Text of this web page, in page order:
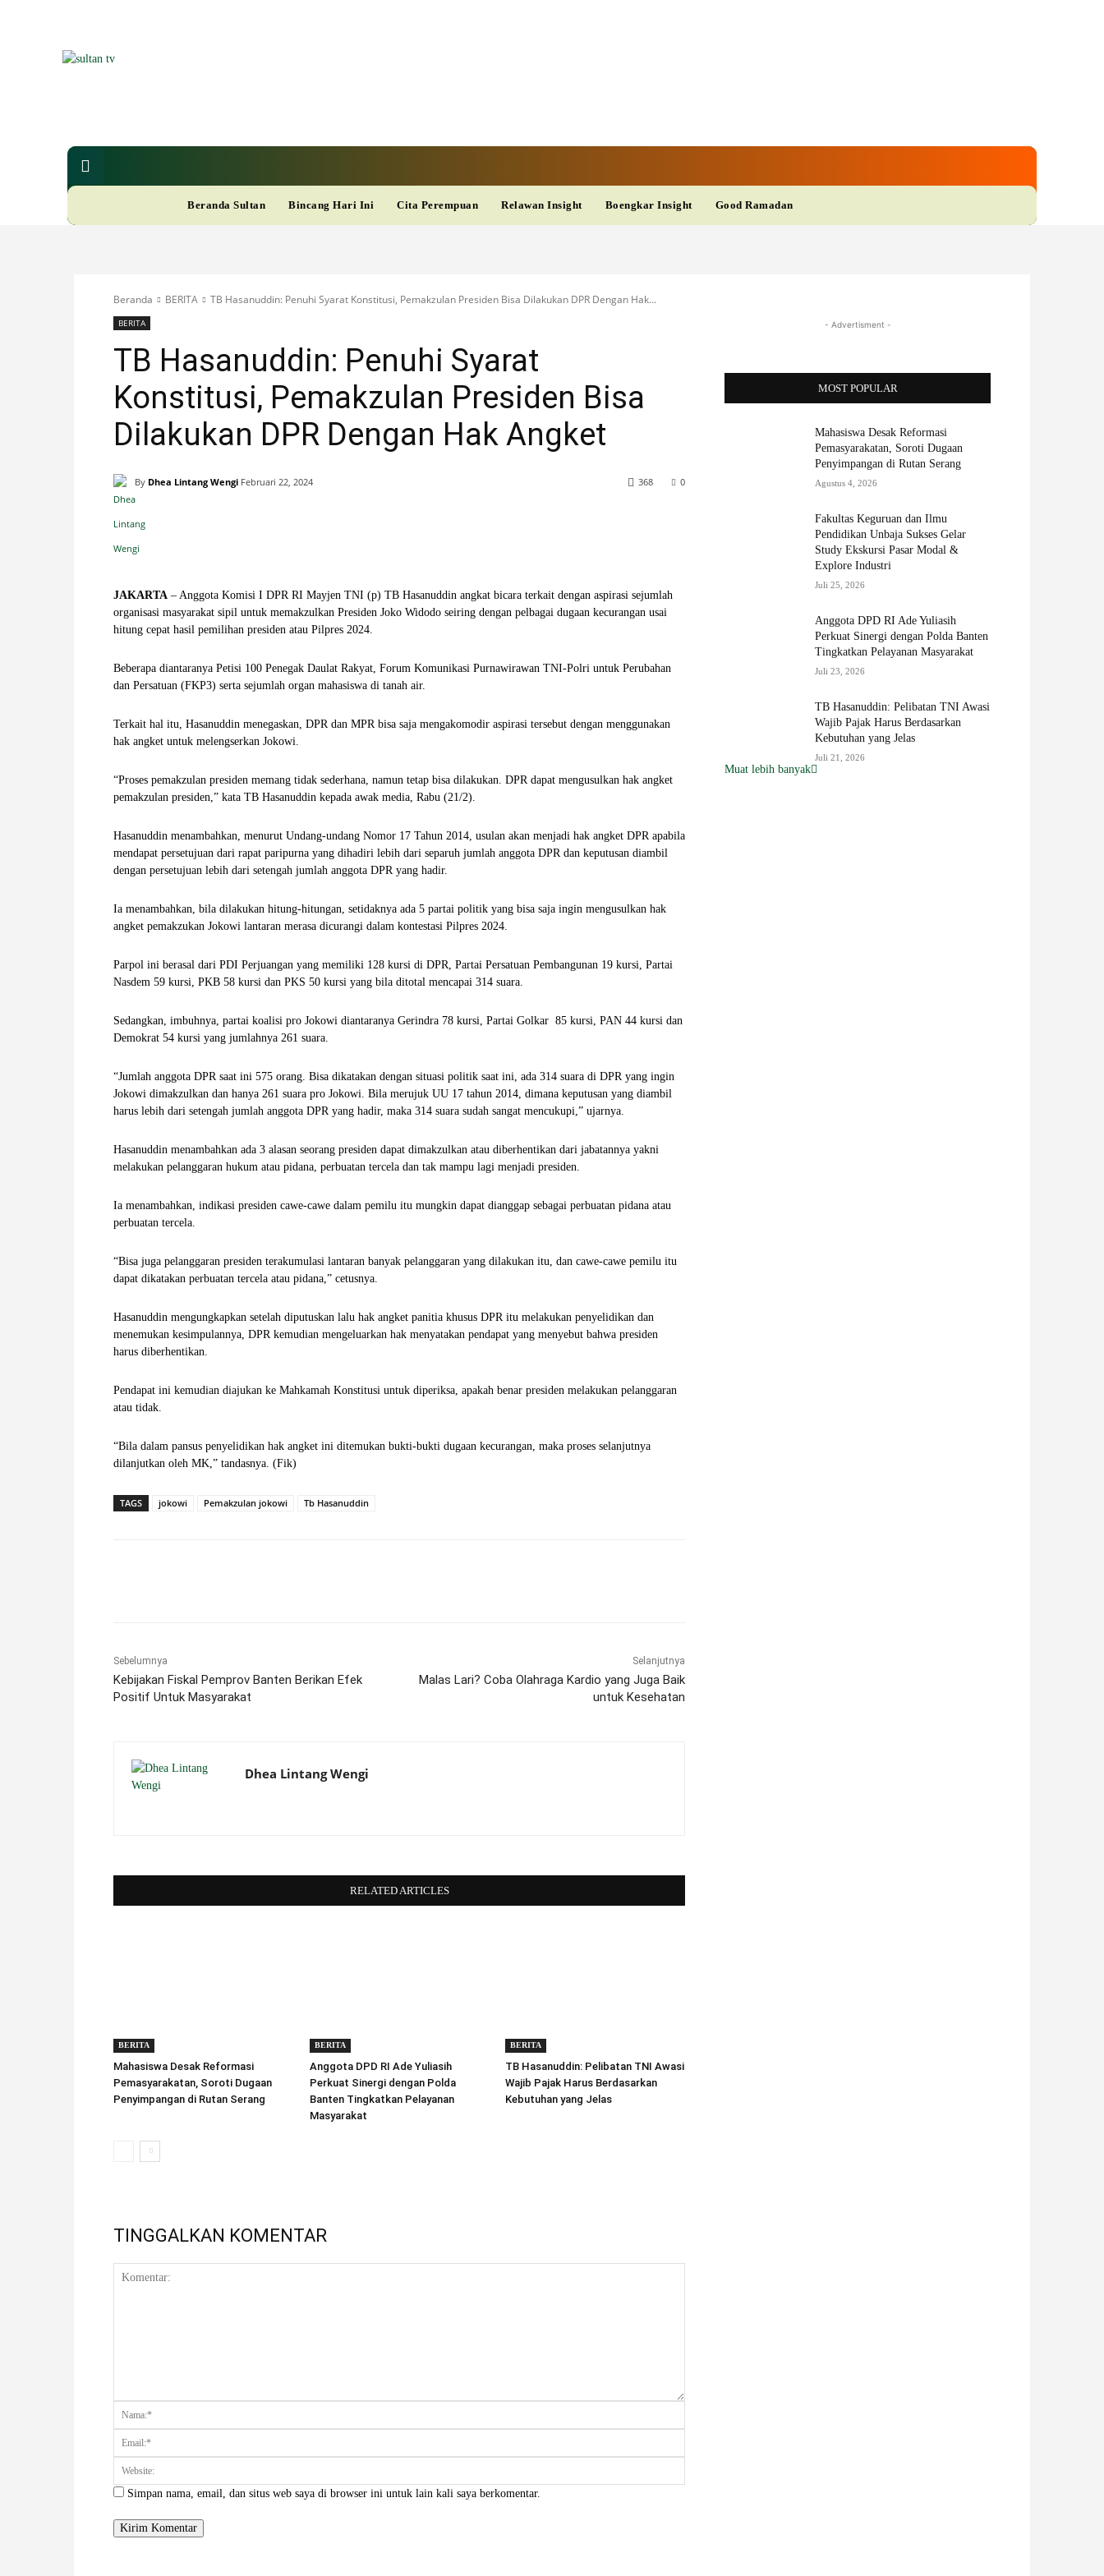
D
A
N
T
E
A
Beranda Sultan Bincang Hari Ini Cita Perempuan Relawan Insight Boengkar Insight Good Ramadan
Beranda BERITA TB Hasanuddin: Penuhi Syarat Konstitusi, Pemakzulan Presiden Bisa Dilakukan DPR Dengan Hak...
BERITA
TB Hasanuddin: Penuhi Syarat
Konstitusi, Pemakzulan Presiden Bisa
Dilakukan DPR Dengan Hak Angket
By Dhea Lintang Wengi Februari 22, 2024 0
368
JAKARTA – Anggota Komisi I DPR RI Mayjen TNI (p) TB Hasanuddin angkat bicara terkait dengan aspirasi sejumlah
organisasi masyarakat sipil untuk memakzulkan Presiden Joko Widodo seiring dengan pelbagai dugaan kecurangan usai
hitung cepat hasil pemilihan presiden atau Pilpres 2024.
Beberapa diantaranya Petisi 100 Penegak Daulat Rakyat, Forum Komunikasi Purnawirawan TNI-Polri untuk Perubahan
dan Persatuan (FKP3) serta sejumlah organ mahasiswa di tanah air.
Terkait hal itu, Hasanuddin menegaskan, DPR dan MPR bisa saja mengakomodir aspirasi tersebut dengan menggunakan
hak angket untuk melengserkan Jokowi.
“Proses pemakzulan presiden memang tidak sederhana, namun tetap bisa dilakukan. DPR dapat mengusulkan hak angket
pemakzulan presiden,” kata TB Hasanuddin kepada awak media, Rabu (21/2).
Hasanuddin menambahkan, menurut Undang-undang Nomor 17 Tahun 2014, usulan akan menjadi hak angket DPR apabila
mendapat persetujuan dari rapat paripurna yang dihadiri lebih dari separuh jumlah anggota DPR dan keputusan diambil
dengan persetujuan lebih dari setengah jumlah anggota DPR yang hadir.
Ia menambahkan, bila dilakukan hitung-hitungan, setidaknya ada 5 partai politik yang bisa saja ingin mengusulkan hak
angket pemakzukan Jokowi lantaran merasa dicurangi dalam kontestasi Pilpres 2024.
Parpol ini berasal dari PDI Perjuangan yang memiliki 128 kursi di DPR, Partai Persatuan Pembangunan 19 kursi, Partai
Nasdem 59 kursi, PKB 58 kursi dan PKS 50 kursi yang bila ditotal mencapai 314 suara.
Sedangkan, imbuhnya, partai koalisi pro Jokowi diantaranya Gerindra 78 kursi, Partai Golkar 85 kursi, PAN 44 kursi dan
Demokrat 54 kursi yang jumlahnya 261 suara.
“Jumlah anggota DPR saat ini 575 orang. Bisa dikatakan dengan situasi politik saat ini, ada 314 suara di DPR yang ingin
Jokowi dimakzulkan dan hanya 261 suara pro Jokowi. Bila merujuk UU 17 tahun 2014, dimana keputusan yang diambil
harus lebih dari setengah jumlah anggota DPR yang hadir, maka 314 suara sudah sangat mencukupi,” ujarnya.
Hasanuddin menambahkan ada 3 alasan seorang presiden dapat dimakzulkan atau diberhentikan dari jabatannya yakni
melakukan pelanggaran hukum atau pidana, perbuatan tercela dan tak mampu lagi menjadi presiden.
Ia menambahkan, indikasi presiden cawe-cawe dalam pemilu itu mungkin dapat dianggap sebagai perbuatan pidana atau
perbuatan tercela.
“Bisa juga pelanggaran presiden terakumulasi lantaran banyak pelanggaran yang dilakukan itu, dan cawe-cawe pemilu itu
dapat dikatakan perbuatan tercela atau pidana,” cetusnya.
Hasanuddin mengungkapkan setelah diputuskan lalu hak angket panitia khusus DPR itu melakukan penyelidikan dan
menemukan kesimpulannya, DPR kemudian mengeluarkan hak menyatakan pendapat yang menyebut bahwa presiden
harus diberhentikan.
Pendapat ini kemudian diajukan ke Mahkamah Konstitusi untuk diperiksa, apakah benar presiden melakukan pelanggaran
atau tidak.
“Bila dalam pansus penyelidikan hak angket ini ditemukan bukti-bukti dugaan kecurangan, maka proses selanjutnya
dilanjutkan oleh MK,” tandasnya. (Fik)
TAGS jokowi Pemakzulan jokowi Tb Hasanuddin
Sebelumnya
Kebijakan Fiskal Pemprov Banten Berikan Efek
Positif Untuk Masyarakat
Selanjutnya
Malas Lari? Coba Olahraga Kardio yang Juga Baik
untuk Kesehatan
Dhea Lintang Wengi
RELATED ARTICLES
BERITA
Mahasiswa Desak Reformasi
Pemasyarakatan, Soroti Dugaan
Penyimpangan di Rutan Serang
BERITA
Anggota DPD RI Ade Yuliasih
Perkuat Sinergi dengan Polda
Banten Tingkatkan Pelayanan
Masyarakat
BERITA
TB Hasanuddin: Pelibatan TNI Awasi
Wajib Pajak Harus Berdasarkan
Kebutuhan yang Jelas
TINGGALKAN KOMENTAR
Komentar:
Simpan nama, email, dan situs web saya di browser ini untuk lain kali saya berkomentar.
- Advertisment -
MOST POPULAR
Mahasiswa Desak Reformasi
Pemasyarakatan, Soroti Dugaan
Penyimpangan di Rutan Serang
Agustus 4, 2026
Fakultas Keguruan dan Ilmu
Pendidikan Unbaja Sukses Gelar
Study Ekskursi Pasar Modal &
Explore Industri
Juli 25, 2026
Anggota DPD RI Ade Yuliasih
Perkuat Sinergi dengan Polda Banten
Tingkatkan Pelayanan Masyarakat
Juli 23, 2026
TB Hasanuddin: Pelibatan TNI Awasi
Wajib Pajak Harus Berdasarkan
Kebutuhan yang Jelas
Juli 21, 2026
Muat lebih banyak